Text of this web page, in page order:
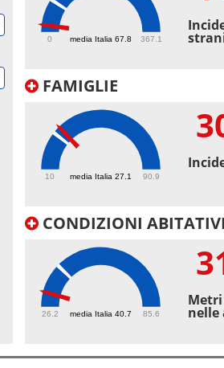
media Italia 67.8
0 367.1
FAMIGLIE
media Italia 27.1
10 90.9
CONDIZIONI
media Italia 40.7
26.2 85.6 nelle